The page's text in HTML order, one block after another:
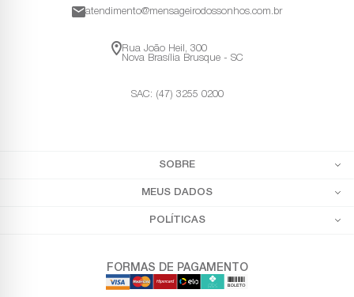
atendimento@mensageirodossonhos.com.br
Rua João Heil, 300
Nova Brasília Brusque - SC
SAC: (47) 3255 0200
SOBRE
MEUS DADOS
POLÍTICAS
FORMAS DE PAGAMENTO